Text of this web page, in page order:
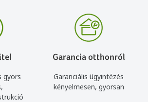
gyors
Garancia otthonról
Garanciális ügyintézés
kényelmesen, gyorsan